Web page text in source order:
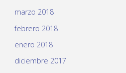
marzo 2018
febrero 2018
enero 2018
diciembre 2017